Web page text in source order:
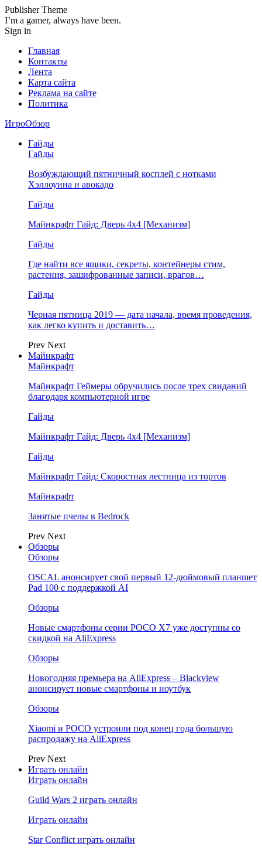
Publisher Theme
I’m a gamer, always have been.
Sign in
Главная
Контакты
Лента
Карта сайта
Реклама на сайте
Политика
ИгроОбзор
Гайды
Гайды
Возбуждающий пятничный косплей с нотками
Хэллоуина и авокадо
Гайды
Майнкрафт Гайд: Дверь 4х4 [Механизм]
Гайды
Где найти все ящики, секреты, контейнеры стим,
растения, зашифрованные записи, врагов…
Гайды
Черная пятница 2019 — дата начала, время проведения,
как легко купить и доставить…
Prev Next
Майнкрафт
Майнкрафт
Майнкрафт Геймеры обручились после трех свиданий
благодаря компьютерной игре
Гайды
Майнкрафт Гайд: Дверь 4х4 [Механизм]
Гайды
Майнкрафт Гайд: Скоростная лестница из тортов
Майнкрафт
Занятые пчелы в Bedrock
Prev Next
Обзоры
Обзоры
OSCAL анонсирует свой первый 12-дюймовый планшет
Pad 100 с поддержкой AI
Обзоры
Новые смартфоны серии POCO X7 уже доступны со
скидкой на AliExpress
Обзоры
Новогодняя премьера на AliExpress – Blackview
анонсирует новые смартфоны и ноутбук
Обзоры
Xiaomi и POCO устроили под конец года большую
распродажу на AliExpress
Prev Next
Играть онлайн
Играть онлайн
Guild Wars 2 играть онлайн
Играть онлайн
Star Conflict играть онлайн